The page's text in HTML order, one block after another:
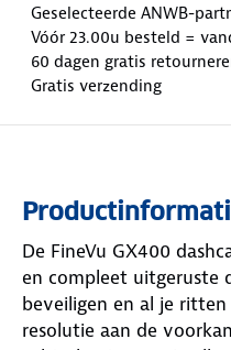
Geselecteerde ANWB-
Vóór 23.00u besteld =
60 dagen gratis
Gratis verzending
De FineVu GX400
en compleet uitgeruste
beveiligen en al je
resolutie aan de